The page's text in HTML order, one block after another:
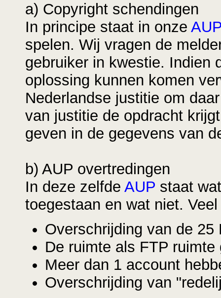
a) Copyright schendingen
In principe staat in onze
spelen. Wij vragen de
gebruiker in kwestie. Indien
oplossing kunnen komen
Nederlandse justitie om
van justitie de opdracht
geven in de gegevens van
b) AUP overtredingen
In deze zelfde AUP staat
toegestaan en wat niet.
Overschrijding van de 25
De ruimte als FTP
Meer dan 1 account
Overschrijding van